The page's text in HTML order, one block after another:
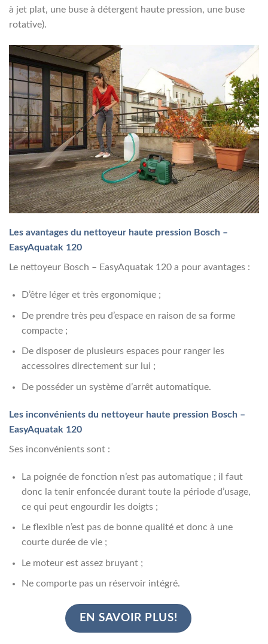
à jet plat, une buse à détergent haute pression, une buse
rotative).
Les avantages du nettoyeur haute pression Bosch –
EasyAquatak 120
Le nettoyeur Bosch – EasyAquatak 120 a pour avantages :
D’être léger et très ergonomique ;
De prendre très peu d’espace en raison de sa forme
compacte ;
De disposer de plusieurs espaces pour ranger les
accessoires directement sur lui ;
De posséder un système d’arrêt automatique.
Les inconvénients du nettoyeur haute pression Bosch –
EasyAquatak 120
Ses inconvénients sont :
La poignée de fonction n’est pas automatique ; il faut
donc la tenir enfoncée durant toute la période d’usage,
ce qui peut engourdir les doigts ;
Le flexible n’est pas de bonne qualité et donc à une
courte durée de vie ;
Le moteur est assez bruyant ;
Ne comporte pas un réservoir intégré.
EN SAVOIR PLUS!